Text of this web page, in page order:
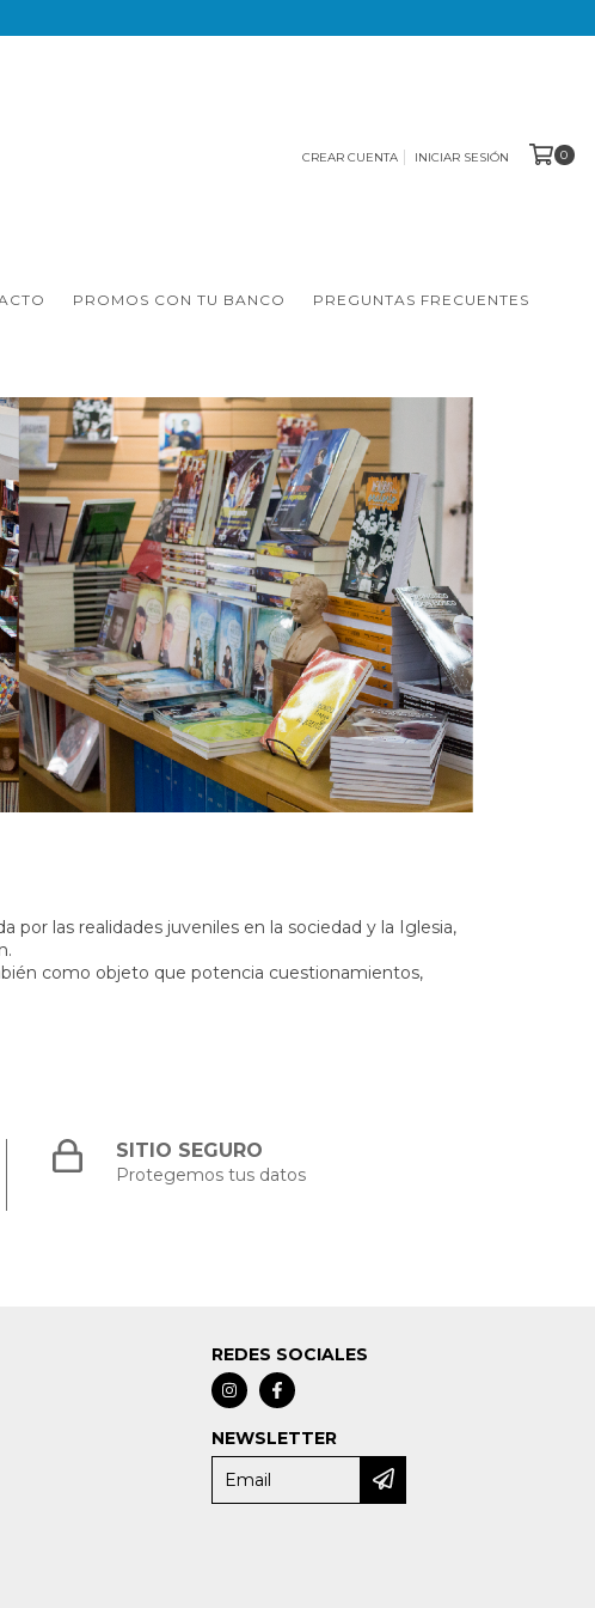
CREAR CUENTA INICIAR SESIÓN 0
PROMOS CON TU BANCO PREGUNTAS FRECUENTES
por las realidades juveniles en la sociedad y la Iglesia,
como objeto que potencia cuestionamientos,
SITIO SEGURO
Protegemos tus datos
REDES SOCIALES
NEWSLETTER